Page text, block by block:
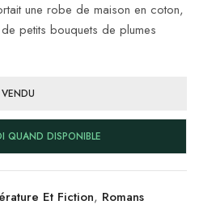
une robe de maison en coton,
petits bouquets de plumes
VENDU
QUAND DISPONIBLE
Et Fiction, Romans